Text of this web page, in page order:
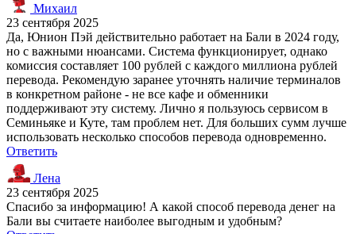
Михаил
23 сентября 2025
Да, Юнион Пэй действительно работает на Бали в 2024 году,
но с важными нюансами. Система функционирует, однако
комиссия составляет 100 рублей с каждого миллиона рублей
перевода. Рекомендую заранее уточнять наличие терминалов
в конкретном районе - не все кафе и обменники
поддерживают эту систему. Лично я пользуюсь сервисом в
Семиньяке и Куте, там проблем нет. Для больших сумм лучше
использовать несколько способов перевода одновременно.
Ответить
Лена
23 сентября 2025
Спасибо за информацию! А какой способ перевода денег на
Бали вы считаете наиболее выгодным и удобным?